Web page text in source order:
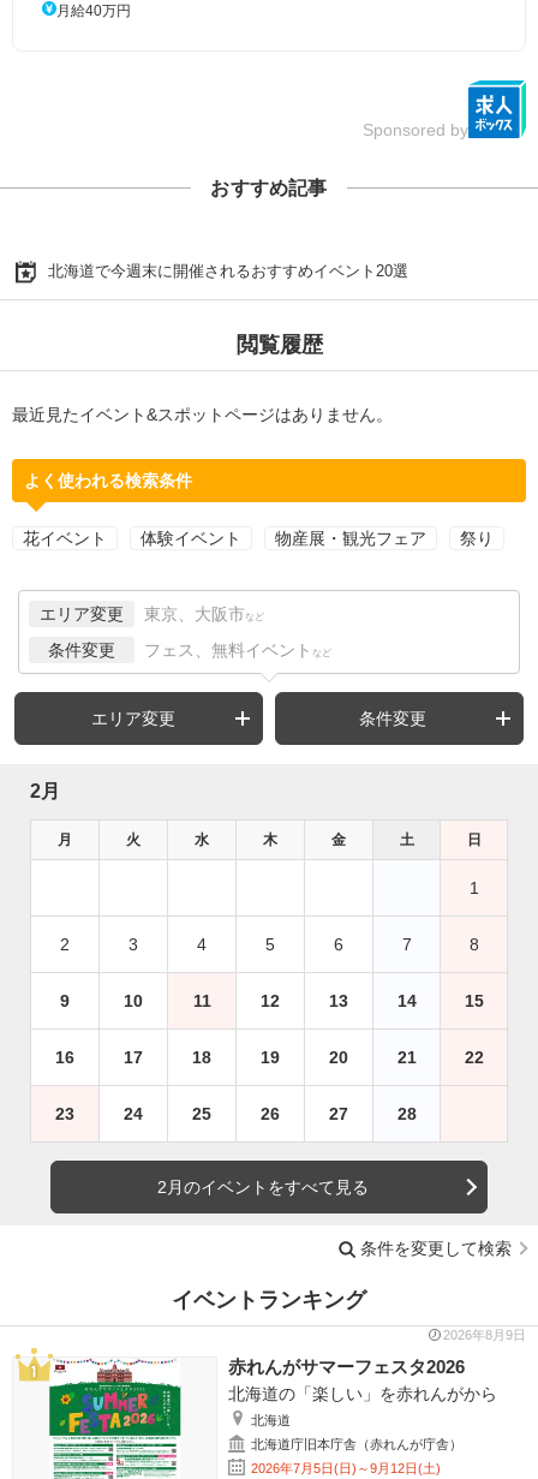
月給40万円
Sponsored by
おすすめ記事
北海道で今週末に開催されるおすすめイベント20選
閲覧履歴
最近見たイベント&スポットページはありません。
よく使われる検索条件
花イベント 体験イベント 物産展・観光フェア 祭り
エリア変更 東京、大阪市 など
条件変更 フェス、無料イベント など
エリア変更 条件変更
2月
月 火 水 木 金 土 日
1
2 3 4 5 6 7 8
9 10 11 12 13 14 15
16 17 18 19 20 21 22
23 24 25 26 27 28
2月のイベントをすべて見る
条件を変更して検索
イベントランキング
2026年8月9日
赤れんがサマーフェスタ2026
北海道の「楽しい」を赤れんがから
北海道
北海道庁旧本庁舎（赤れんが庁舎）
2026年7月5日(日)～9月12日(土)